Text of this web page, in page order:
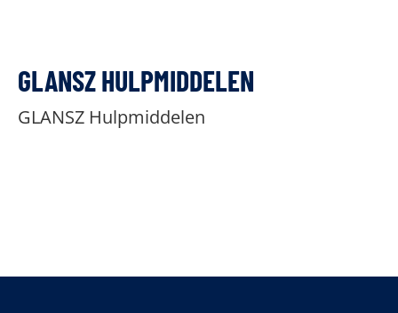
GLANSZ HULPMIDDELEN
GLANSZ Hulpmiddelen